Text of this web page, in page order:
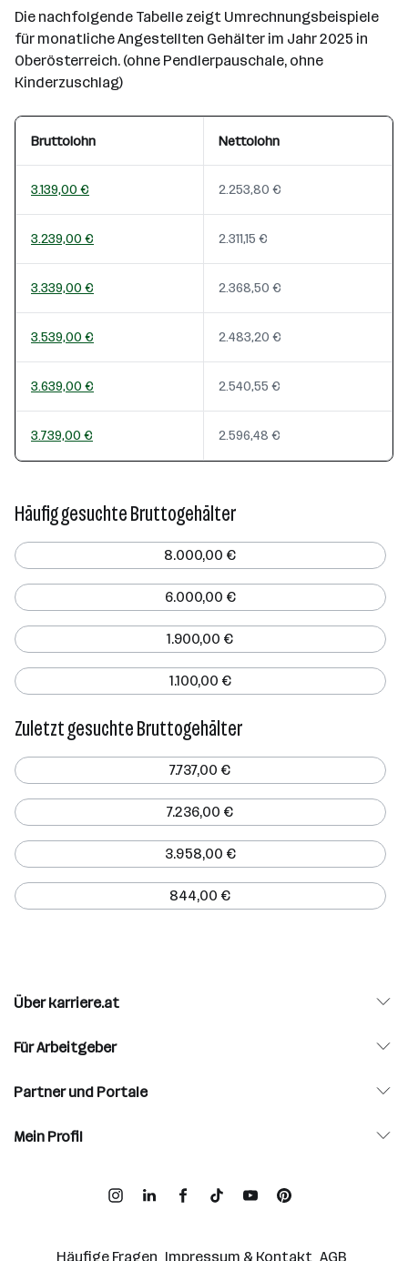
Die nachfolgende Tabelle zeigt Umrechnungsbeispiele
für monatliche Angestellten Gehälter im Jahr 2025 in
Oberösterreich. (ohne Pendlerpauschale, ohne
Kinderzuschlag)
Bruttolohn Nettolohn
3.139,00 € 2.253,80 €
3.239,00 € 2.311,15 €
3.339,00 € 2.368,50 €
3.539,00 € 2.483,20 €
3.639,00 € 2.540,55 €
3.739,00 € 2.596,48 €
Häufig gesuchte Bruttogehälter
8.000,00 €
6.000,00 €
1.900,00 €
1.100,00 €
Zuletzt gesuchte Bruttogehälter
7.737,00 €
7.236,00 €
3.958,00 €
844,00 €
Über karriere.at
Für Arbeitgeber
Partner und Portale
Mein Profil
Häufige Fragen Impressum & Kontakt AGB